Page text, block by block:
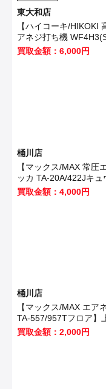
東大和店
【ハイコーキ/HIKOKI 高圧エ
アネジ打ち機
武蔵村山市のお客様か
させていただきました！
買取金額：6,000円
桶川店
【マックス/MAX 常圧
ッカ TA-20A/422Jキュ
ン】加須市のお客様か
いたしました！
買取金額：4,000円
桶川店
【マックス/MAX エア
TA-557/957Tフロア】
のお客様から買取いた
買取金額：2,000円